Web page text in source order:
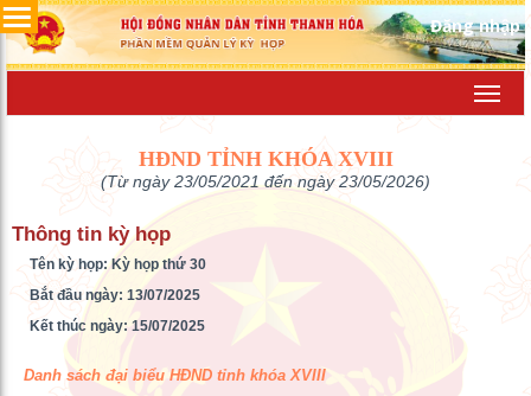
Đăng nhập
HĐND TỈNH KHÓA XVIII
(Từ ngày 23/05/2021 đến ngày 23/05/2026)
Thông tin kỳ họp
Tên kỳ họp: Kỳ họp thứ 30
Bắt đầu ngày: 13/07/2025
Kết thúc ngày: 15/07/2025
Danh sách đại biểu HĐND tỉnh khóa XVIII